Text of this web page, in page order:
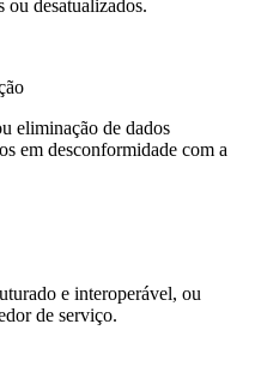
desatualizados.
eliminação de dados
em desconformidade com a
e interoperável, ou
de serviço.